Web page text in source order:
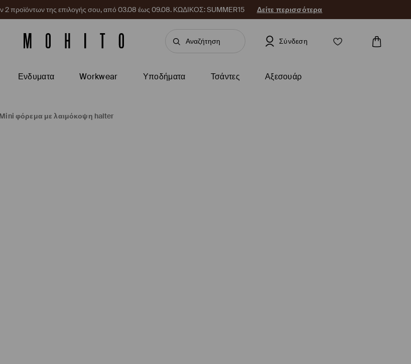
2 προϊόντων της επιλογής σου, από 03.08 έως 09.08. ΚΩΔΙΚΟΣ: SUMMER15 Δείτε περισσότερα
Σύνδεση
Ενδυματα Workwear Υποδήματα Τσάντες Αξεσουάρ
Mini φόρεμα με λαιμόκοψη halter